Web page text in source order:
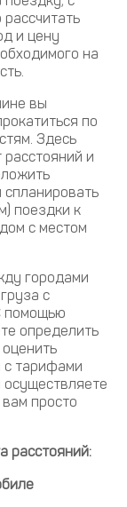
и цену
на
вы
по
Здесь
и
поездки к
с местом
городами
с
помощью
определить
с тарифами
просто
расстояний: